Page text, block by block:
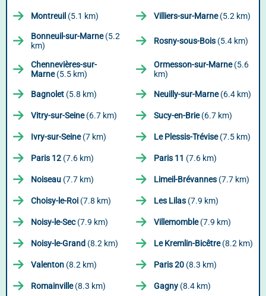
Montreuil (5.1 km) Villiers-sur-Marne(5.2 km)
Bonneuil-sur-Marne(5.2
km)
Rosny-sous-Bois (5.4 km)
Chennevières-sur-
Marne(5.5 km)
Ormesson-sur-Marne(5.6
km)
Bagnolet (5.8 km) Neuilly-sur-Marne(6.4 km)
Vitry-sur-Seine(6.7 km) Sucy-en-Brie(6.7 km)
Ivry-sur-Seine(7 km) Le Plessis-Trévise(7.5 km)
Paris 12 (7.6 km) Paris 11 (7.6 km)
Noiseau (7.7 km) Limeil-Brévannes (7.7 km)
Choisy-le-Roi (7.8 km) Les Lilas (7.9 km)
Noisy-le-Sec(7.9 km) Villemomble(7.9 km)
Noisy-le-Grand (8.2 km) Le Kremlin-Bicêtre(8.2 km)
Valenton (8.2 km) Paris 20 (8.3 km)
Romainville(8.3 km) Gagny (8.4 km)